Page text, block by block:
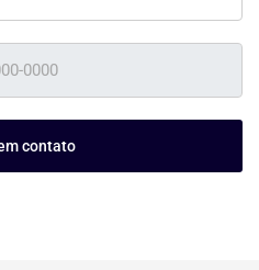
contato